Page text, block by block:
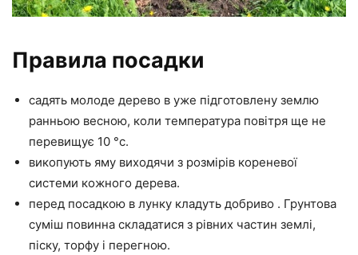
Правила посадки
садять молоде дерево в уже підготовлену землю
ранньою весною, коли температура повітря ще не
перевищує 10 °c.
викопують яму виходячи з розмірів кореневої
системи кожного дерева.
перед посадкою в лунку кладуть добриво . Грунтова
суміш повинна складатися з рівних частин землі,
піску, торфу і перегною.